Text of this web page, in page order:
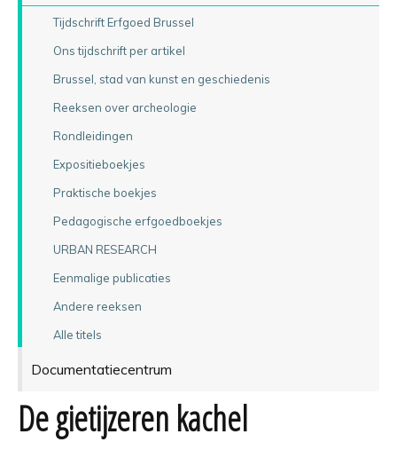
Tijdschrift Erfgoed Brussel
Ons tijdschrift per artikel
Brussel, stad van kunst en geschiedenis
Reeksen over archeologie
Rondleidingen
Expositieboekjes
Praktische boekjes
Pedagogische erfgoedboekjes
URBAN RESEARCH
Eenmalige publicaties
Andere reeksen
Alle titels
Documentatiecentrum
De gietijzeren kachel